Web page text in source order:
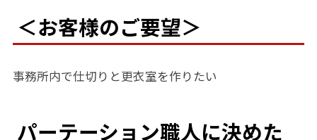
＜お客様のご要望＞
事務所内で仕切りと更衣室を作りたい
パーテーション職人に決めた